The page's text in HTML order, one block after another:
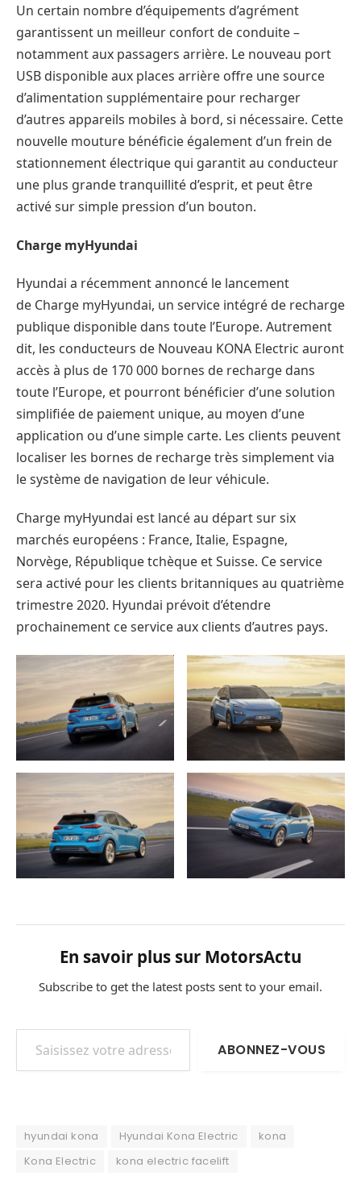
Un certain nombre d’équipements d’agrément
garantissent un meilleur confort de conduite –
notamment aux passagers arrière. Le nouveau port
USB disponible aux places arrière offre une source
d’alimentation supplémentaire pour recharger
d’autres appareils mobiles à bord, si nécessaire. Cette
nouvelle mouture bénéficie également d’un frein de
stationnement électrique qui garantit au conducteur
une plus grande tranquillité d’esprit, et peut être
activé sur simple pression d’un bouton.
Charge myHyundai
Hyundai a récemment annoncé le lancement
de Charge myHyundai, un service intégré de recharge
publique disponible dans toute l’Europe. Autrement
dit, les conducteurs de Nouveau KONA Electric auront
accès à plus de 170 000 bornes de recharge dans
toute l’Europe, et pourront bénéficier d’une solution
simplifiée de paiement unique, au moyen d’une
application ou d’une simple carte. Les clients peuvent
localiser les bornes de recharge très simplement via
le système de navigation de leur véhicule.
Charge myHyundai est lancé au départ sur six
marchés européens : France, Italie, Espagne,
Norvège, République tchèque et Suisse. Ce service
sera activé pour les clients britanniques au quatrième
trimestre 2020. Hyundai prévoit d’étendre
prochainement ce service aux clients d’autres pays.
En savoir plus sur MotorsActu
Subscribe to get the latest posts sent to your email.
Saisissez votre adresse e-mail…
ABONNEZ-VOUS
hyundai kona Hyundai Kona Electric
kona
Kona Electric
kona electric facelift